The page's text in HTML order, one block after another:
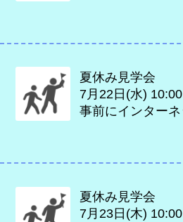
夏休み見学会
7月22日(水) 10:00
事前にインター
夏休み見学会
7月23日(木) 10:00